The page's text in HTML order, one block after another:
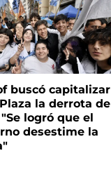
buscó capitalizar
la derrota de
logró que el
desestime la